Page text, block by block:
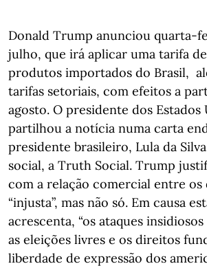
Donald Trump anunciou quarta-
julho, que irá aplicar uma tarifa
produtos importados do Brasil,
tarifas setoriais, com efeitos a
agosto. O presidente dos Estados
partilhou a notícia numa carta
presidente brasileiro, Lula da
social, a Truth Social. Trump
com a relação comercial entre os
“injusta”, mas não só. Em causa
acrescenta, “os ataques
as eleições livres e os direitos
liberdade de expressão dos